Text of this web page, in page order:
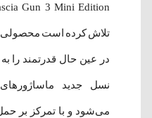
تلاش کرده است محصولی
در عین حال قدرتمند را
نسل جدید
می‌شود و با تمرکز بر